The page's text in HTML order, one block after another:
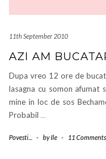
11th September 2010
AZI AM
Dupa vreo 12 ore de
lasagna cu somon afumat
mine in loc de sos
Probabil …
Povesti... - byIle - 11 Comments